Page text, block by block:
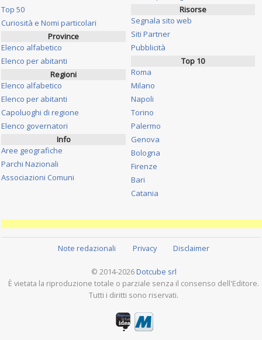
Top 50
Curiosità e Nomi particolari
Province
Elenco alfabetico
Elenco per abitanti
Regioni
Elenco alfabetico
Elenco per abitanti
Capoluoghi di regione
Elenco governatori
Info
Aree geografiche
Parchi Nazionali
Associazioni Comuni
Risorse
Segnala sito web
Siti Partner
Pubblicità
Top 10
Roma
Milano
Napoli
Torino
Palermo
Genova
Bologna
Firenze
Bari
Catania
Note redazionali Privacy Disclaimer
© 2014-2026 Dotcube srl
È vietata la riproduzione totale o parziale senza il consenso dell'Editore.
Tutti i diritti sono riservati.